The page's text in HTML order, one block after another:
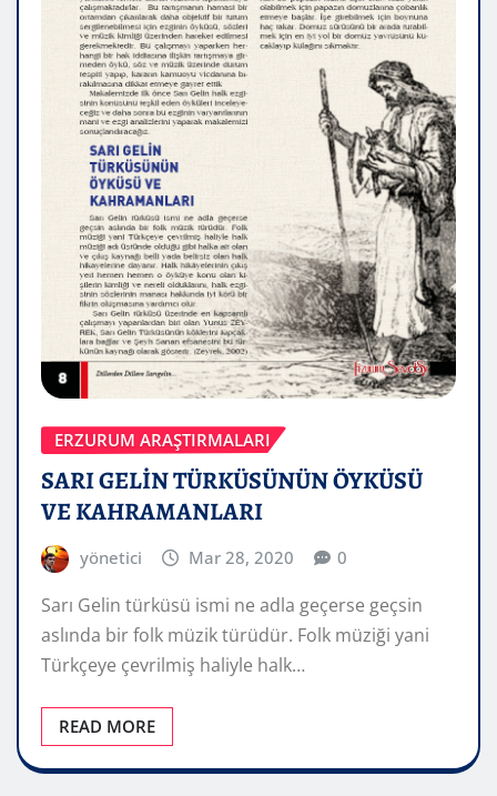
ERZURUM ARAŞTIRMALARI
SARI GELİN TÜRKÜSÜNÜN ÖYKÜSÜ
VE KAHRAMANLARI
yönetici Mar 28, 2020 0
Sarı Gelin türküsü ismi ne adla geçerse geçsin
aslında bir folk müzik türüdür. Folk müziği yani
Türkçeye çevrilmiş haliyle halk…
READ MORE